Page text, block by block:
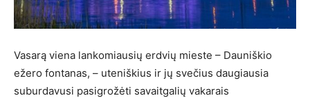
Vasarą viena lankomiausių erdvių mieste – Dauniškio
ežero fontanas, – uteniškius ir jų svečius daugiausia
suburdavusi pasigrožėti savaitgalių vakarais